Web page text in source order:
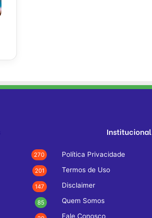
270
201
147
85
Institucional
Política Privacidade
Termos de Uso
Disclaimer
Quem Somos
Fale Conosco